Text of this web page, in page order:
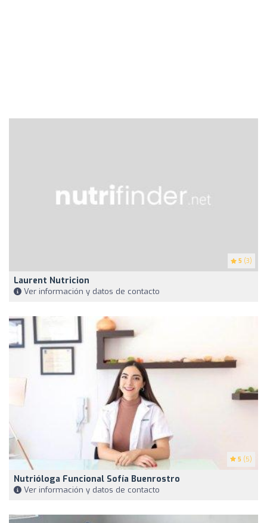
5 (3)
Laurent Nutricion
Ver información y datos de contacto
5 (5)
Nutrióloga Funcional Sofía Buenrostro
Ver información y datos de contacto